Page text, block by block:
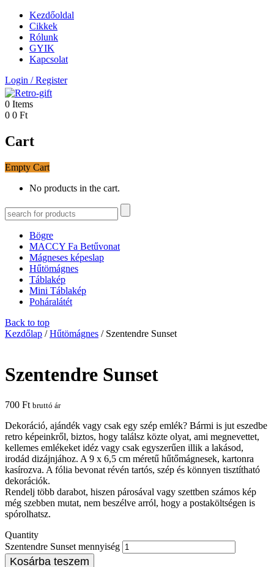
Kezdőoldal
Cikkek
Rólunk
GYIK
Kapcsolat
Login /Register
0 Items
0 0 Ft
Cart
Empty Cart
No products in the cart.
Bögre
MACCY Fa Betűvonat
Mágneses képeslap
Hűtömágnes
Táblakép
Mini Táblakép
Poháralátét
Back to top
Kezdőlap /Hűtömágnes / Szentendre Sunset
Szentendre Sunset
700 Ft bruttó ár
Dekoráció, ajándék vagy csak egy szép emlék? Bármi is jut eszedbe
retro képeinkről, biztos, hogy találsz közte olyat, ami megnevettet,
kellemes emlékeket idéz vagy csak egyszerűen illik a lakásod,
irodád dizájnjához. A 9 x 6,5 cm méretű hűtőmágnesek, kartonra
kasírozva. A fólia bevonat révén tartós, szép és könnyen tisztítható
dekorációk.
Rendelj több darabot, hiszen párosával vagy szettben számos kép
még szebben mutat, nem beszélve arról, hogy a postaköltségen is
spórolhatsz.
Quantity
Szentendre Sunset mennyiség
Kosárba teszem